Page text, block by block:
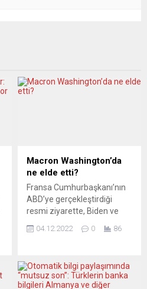
Macron Washington’da
ne elde etti?
Fransa Cumhurbaşkanı’nın
ABD’ye gerçekleştirdiği
resmi ziyarette, Biden ve
sergiledi ve Ukrayna’ya
hemen öncesinde ise
Macron, yerli çevre dostu
04.12.2022 0 86